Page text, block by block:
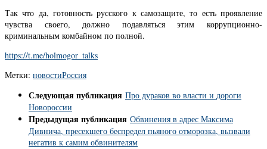
Так что да, готовность русского к самозащите, то есть проявление
чувства своего, должно подавляться этим коррупционно-
криминальным комбайном по полной.
https://t.me/holmogor_talks
Метки: новостиРоссия
Следующая публикация Про дураков во власти и дороги
Новороссии
Предыдущая публикация Обвинения в адрес Максима
Дивнича, пресекшего беспредел пьяного отморозка, вызвали
негатив к самим обвинителям